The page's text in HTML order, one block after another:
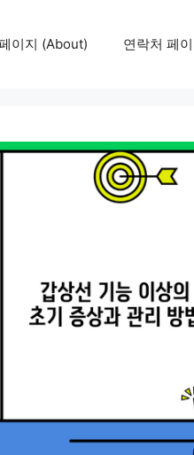
이지 (About) 연락처 페